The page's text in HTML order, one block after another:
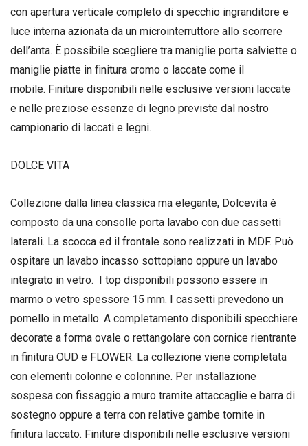
con apertura verticale completo di specchio ingranditore e
luce interna azionata da un microinterruttore allo scorrere
dell’anta. È possibile scegliere tra maniglie porta salviette o
maniglie piatte in finitura cromo o laccate come il
mobile. Finiture disponibili nelle esclusive versioni laccate
e nelle preziose essenze di legno previste dal nostro
campionario di laccati e legni.
DOLCE VITA
Collezione dalla linea classica ma elegante, Dolcevita è
composto da una consolle porta lavabo con due cassetti
laterali. La scocca ed il frontale sono realizzati in MDF. Può
ospitare un lavabo incasso sottopiano oppure un lavabo
integrato in vetro. I top disponibili possono essere in
marmo o vetro spessore 15 mm. I cassetti prevedono un
pomello in metallo. A completamento disponibili specchiere
decorate a forma ovale o rettangolare con cornice rientrante
in finitura OUD e FLOWER. La collezione viene completata
con elementi colonne e colonnine. Per installazione
sospesa con fissaggio a muro tramite attaccaglie e barra di
sostegno oppure a terra con relative gambe tornite in
finitura laccato. Finiture disponibili nelle esclusive versioni